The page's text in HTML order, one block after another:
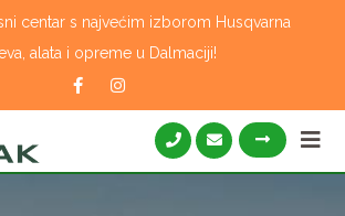
centar s najvećim izborom Husqvarna
alata i opreme u Dalmaciji!